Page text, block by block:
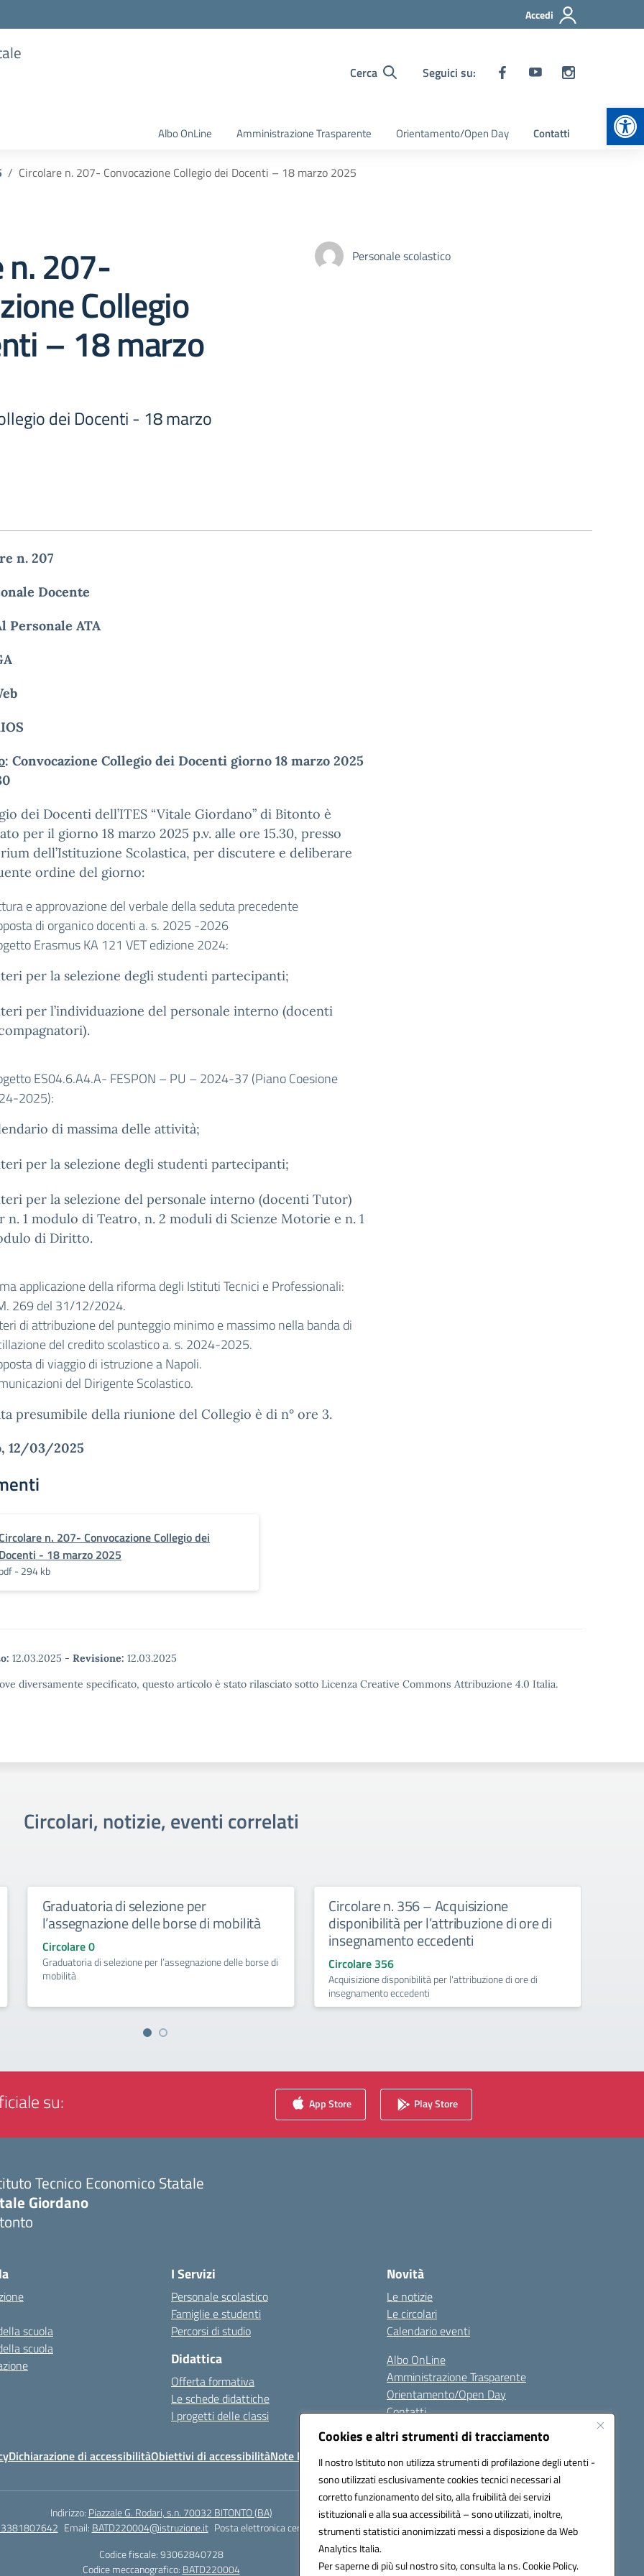
Cookies e altri strumenti di tracciamento
Il nostro Istituto non utilizza strumenti di profilazione degli utenti -
sono utilizzati esclusivamente cookies tecnici necessari al
corretto funzionamento del sito, alla fruibilità dei servizi
istituzionali e alla sua accessibilità – sono utilizzati, inoltre,
strumenti statistici anonimizzati messi a disposizione da Web
Analytics Italia.
Per saperne di più sul nostro sito, consulta la ns. Cookie Policy.
Accedi
Cerca Seguici su:
Albo OnLine Amministrazione Trasparente Orientamento/Open Day Contatti
Circolare n. 207- Convocazione Collegio dei Docenti – 18 marzo 2025
n. 207-
Collegio
– 18 marzo
dei Docenti - 18 marzo
Personale scolastico
n. 207
Docente
Personale ATA
: Convocazione Collegio dei Docenti giorno 18 marzo 2025
dei Docenti dell’ITES “Vitale Giordano” di Bitonto è
per il giorno 18 marzo 2025 p.v. alle ore 15.30, presso
dell’Istituzione Scolastica, per discutere e deliberare
ordine del giorno:
e approvazione del verbale della seduta precedente
di organico docenti a. s. 2025 -2026
Erasmus KA 121 VET edizione 2024:
per la selezione degli studenti partecipanti;
per l’individuazione del personale interno (docenti
ES04.6.A4.A- FESPON – PU – 2024-37 (Piano Coesione
2025):
di massima delle attività;
per la selezione degli studenti partecipanti;
per la selezione del personale interno (docenti Tutor)
n. 1 modulo di Teatro, n. 2 moduli di Scienze Motorie e n. 1
di Diritto.
applicazione della riforma degli Istituti Tecnici e Professionali:
269 del 31/12/2024.
di attribuzione del punteggio minimo e massimo nella banda di
del credito scolastico a. s. 2024-2025.
di viaggio di istruzione a Napoli.
del Dirigente Scolastico.
presumibile della riunione del Collegio è di n° ore 3.
12/03/2025
n. 207- Convocazione Collegio dei
Docenti - 18 marzo 2025
pdf - 294 kb
12.03.2025 - Revisione: 12.03.2025
diversamente specificato, questo articolo è stato rilasciato sotto Licenza Creative Commons Attribuzione 4.0 Italia.
Circolari, notizie, eventi correlati
per
borse di mobilità
delle borse di
Circolare n. 356 – Acquisizione
disponibilità per l’attribuzione di ore di
Circolare 356
Acquisizione disponibilità per l'attribuzione di ore di
Circolare n. 355 –
docenti – 25.06.2026
Circolare 355
25.06.2026
su: App Store Play Store
Tecnico Economico Statale
Giordano
scuola
scuola
I Servizi
Personale scolastico
Famiglie e studenti
Percorsi di studio
Didattica
Offerta formativa
Le schede didattiche
I progetti delle classi
Novità
Le notizie
Le circolari
Calendario eventi
Albo OnLine
Amministrazione Trasparente
Orientamento/Open Day
Contatti
Dichiarazione di accessibilitàObiettivi di accessibilitàNote legali Seguici su:
Indirizzo: Piazzale G. Rodari, s.n. 70032 BITONTO (BA)
Email: BATD220004@istruzione.it Posta elettronica certificata (PEC):batd220004@pec.istruzione.it
Codice fiscale: 93062840728
Codice meccanografico: BATD220004